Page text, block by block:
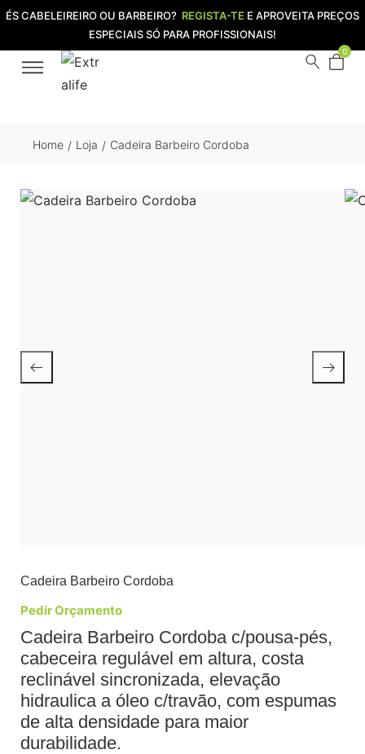
ÉS CABELEIREIRO OU BARBEIRO? REGISTA-TE E APROVEITA PREÇOS
ESPECIAIS SÓ PARA PROFISSIONAIS!
0
Home / Loja / Cadeira Barbeiro Cordoba
Cadeira Barbeiro Cordoba
Pedir Orçamento
Cadeira Barbeiro Cordoba c/pousa-pés,
cabeceira regulável em altura, costa
reclinável sincronizada, elevação
hidraulica a óleo c/travão, com espumas
de alta densidade para maior
durabilidade.